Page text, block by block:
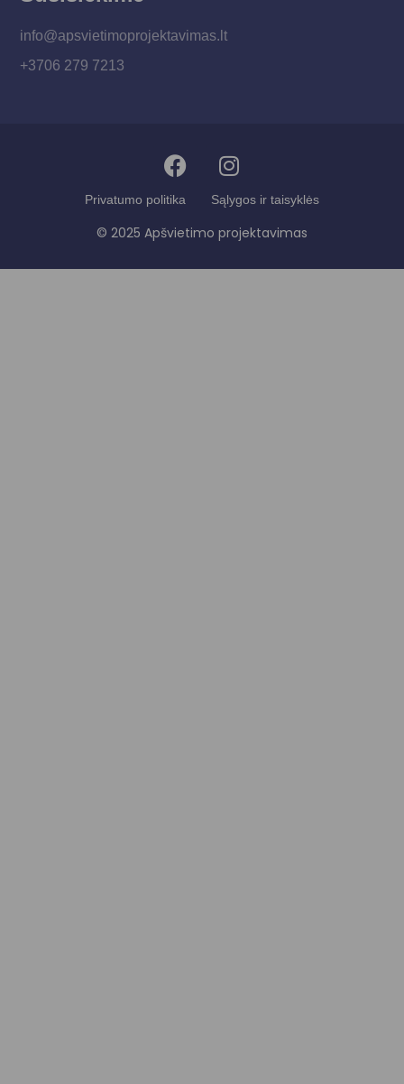
info@apsvietimoprojektavimas.lt
+3706 279 7213
Privatumo politika Sąlygos ir taisyklės
© 2025 Apšvietimo projektavimas